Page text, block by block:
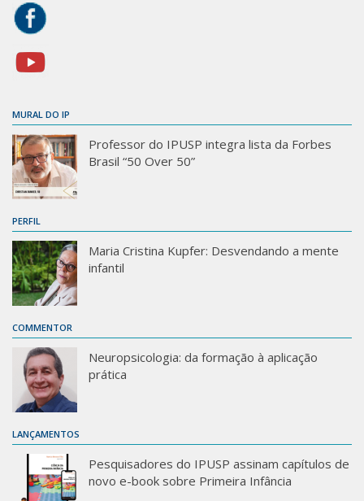
MURAL DO IP
Professor do IPUSP integra lista da Forbes
Brasil “50 Over 50”
PERFIL
Maria Cristina Kupfer: Desvendando a mente
infantil
COMMENTOR
Neuropsicologia: da formação à aplicação
prática
LANÇAMENTOS
Pesquisadores do IPUSP assinam capítulos de
novo e-book sobre Primeira Infância